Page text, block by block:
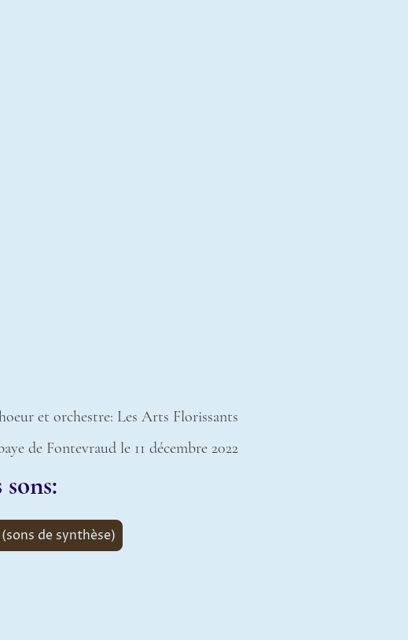
et orchestre: Les Arts Florissants
de Fontevraud le 11 décembre 2022
de synthèse)